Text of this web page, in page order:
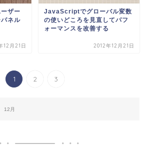
ーザー
ネル
12月21日
JavaScriptでグローバル変数
の使いどころを見直してパフ
ォーマンスを改善する
2012年12月21日
1 2 3
12月